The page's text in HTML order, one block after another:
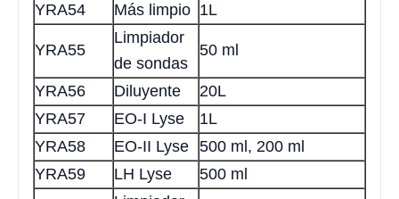
YRA54
Más limpio 1L
YRA55
Limpiador
de sondas
50 ml
YRA56 Diluyente
20L
YRA57
EO-I Lyse
1L
YRA58
EO-II Lyse 500 ml, 200 ml
YRA59
LH Lyse 500 ml